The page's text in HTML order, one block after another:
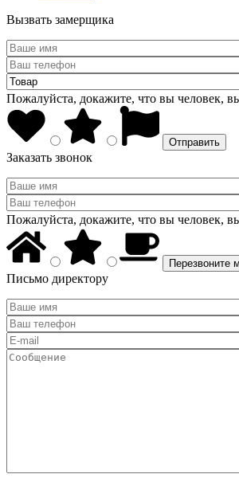
Вызвать замерщика
Пожалуйста, докажите, что вы человек,
Заказать звонок
Пожалуйста, докажите, что вы человек,
Письмо директору